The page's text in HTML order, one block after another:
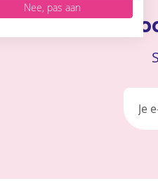
Blijf op de
Nee, pas aan